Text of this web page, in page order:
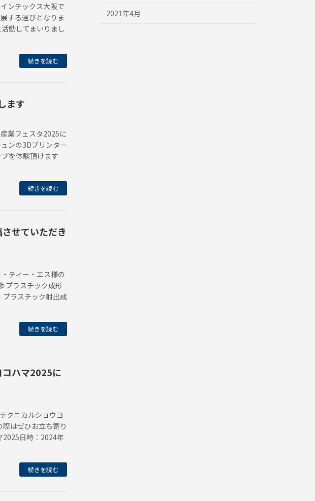
ンテックス大阪で
する運びとなりま
動してまいりまし
続きを読む
ます
業フェスタ2025に
ンの3Dプリンター
を体験頂けます
続きを読む
せていただき
ティー・エス様の
プラスチック成形
ラスチック射出成
続きを読む
コハマ2025に
クニカルショウヨ
はぜひお立ち寄り
2025日時：2024年
続きを読む
2021年4月